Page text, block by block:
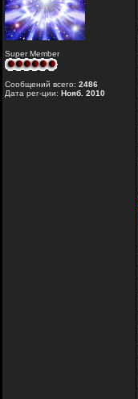
Super Member
Сообщений всего: 2486
Дата рег-ции: Нояб. 2010